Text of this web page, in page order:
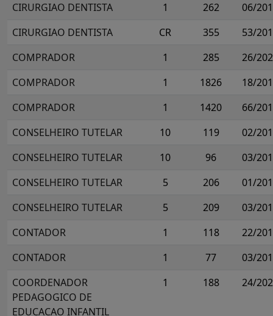
CIRURGIAO DENTISTA
1 262
06/
CIRURGIAO DENTISTA
CR 355
53/
COMPRADOR
1 285
26/
COMPRADOR
1 1826
18/
COMPRADOR
1 1420
66/
CONSELHEIRO TUTELAR
10 119
02/
CONSELHEIRO TUTELAR
10 96
03/
CONSELHEIRO TUTELAR
5 206
01/
CONSELHEIRO TUTELAR
5 209
03/
CONTADOR
1 118
22/
CONTADOR
1 77
03/
COORDENADOR
PEDAGOGICO DE
EDUCACAO INFANTIL
1 188 24/